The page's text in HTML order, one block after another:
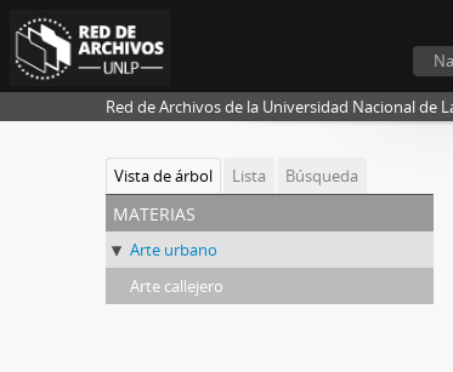
Red de Archivos de la Universidad Nacional de
Vista de árbol Lista Búsqueda
materias
Arte urbano
Arte callejero